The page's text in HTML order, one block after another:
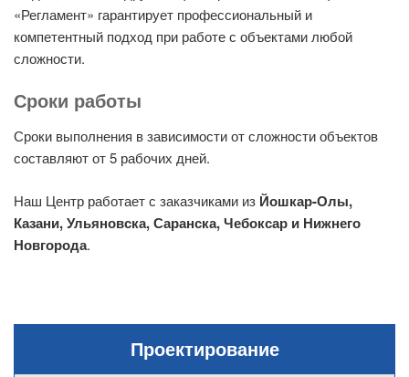
Проектирование
«Регламент» гарантирует профессиональный и
компетентный подход при работе с объектами любой
сложности.
Сроки работы
Сроки выполнения в зависимости от сложности объектов
составляют от 5 рабочих дней.
Наш Центр работает с заказчиками из Йошкар-Олы,
Казани, Ульяновска, Саранска, Чебоксар и Нижнего
Новгорода.